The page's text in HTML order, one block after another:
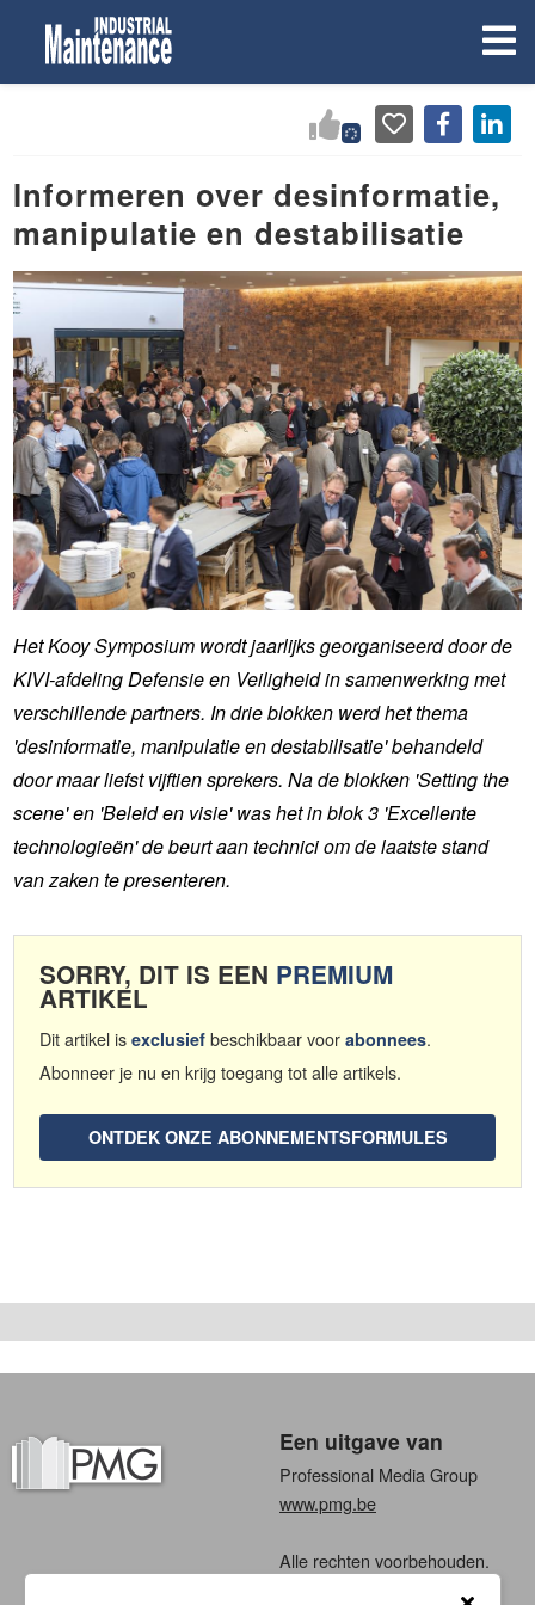
Informeren over desinformatie,
manipulatie en destabilisatie
Het Kooy Symposium wordt jaarlijks georganiseerd door de
KIVI-afdeling Defensie en Veiligheid in samenwerking met
verschillende partners. In drie blokken werd het thema
'desinformatie, manipulatie en destabilisatie' behandeld
door maar liefst vijftien sprekers. Na de blokken 'Setting the
scene' en 'Beleid en visie' was het in blok 3 'Excellente
technologieën' de beurt aan technici om de laatste stand
van zaken te presenteren.
SORRY, DIT IS EEN PREMIUM
ARTIKEL
Dit artikel is exclusiefbeschikbaar voor abonnees.
Abonneer je nu en krijg toegang tot alle artikels.
ONTDEK ONZE ABONNEMENTSFORMULES
Een uitgave van
Professional Media Group
www.pmg.be
Alle rechten voorbehouden.